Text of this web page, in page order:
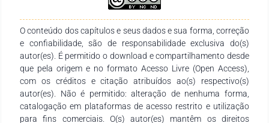
áreas do Saberes. Agradecemos aos autores pelo empenho,
disponibilidade e dedicação para o desenvolvimento e
conclusão dessa obra. Esperamos também que esta obra
sirva de instrumento didático-pedagógico para estudantes,
professores dos diversos níveis de ensino em seus trabalhos e
demais interessados pela temática.
O conteúdo dos capítulos e seus dados e sua forma, correção
e confiabilidade, são de responsabilidade exclusiva do(s)
autor(es). É permitido o download e compartilhamento desde
que pela origem e no formato Acesso Livre (Open Access),
com os créditos e citação atribuídos ao(s) respectivo(s)
autor(es). Não é permitido: alteração de nenhuma forma,
catalogação em plataformas de acesso restrito e utilização
para fins comerciais. O(s) autor(es) mantêm os direitos